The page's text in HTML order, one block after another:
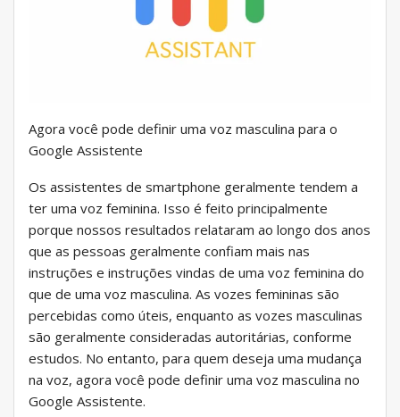
Agora você pode definir uma voz masculina para o
Google Assistente
Os assistentes de smartphone geralmente tendem a
ter uma voz feminina. Isso é feito principalmente
porque nossos resultados relataram ao longo dos anos
que as pessoas geralmente confiam mais nas
instruções e instruções vindas de uma voz feminina do
que de uma voz masculina. As vozes femininas são
percebidas como úteis, enquanto as vozes masculinas
são geralmente consideradas autoritárias, conforme
estudos. No entanto, para quem deseja uma mudança
na voz, agora você pode definir uma voz masculina no
Google Assistente.